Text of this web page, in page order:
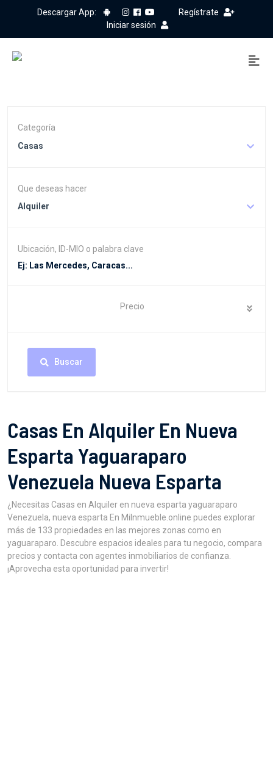
Descargar App:
Regístrate
Iniciar sesión
Categoría
Casas
Que deseas hacer
Alquiler
Ubicación, ID-MIO o palabra clave
Precio
Buscar
Casas En Alquiler En Nueva
Esparta Yaguaraparo
Venezuela Nueva Esparta
¿Necesitas Casas en Alquiler en nueva esparta yaguaraparo
Venezuela, nueva esparta En MiInmueble.online puedes explorar
más de 133 propiedades en las mejores zonas como en
yaguaraparo. Descubre espacios ideales para tu negocio, compara
precios y contacta con agentes inmobiliarios de confianza.
¡Aprovecha esta oportunidad para invertir!